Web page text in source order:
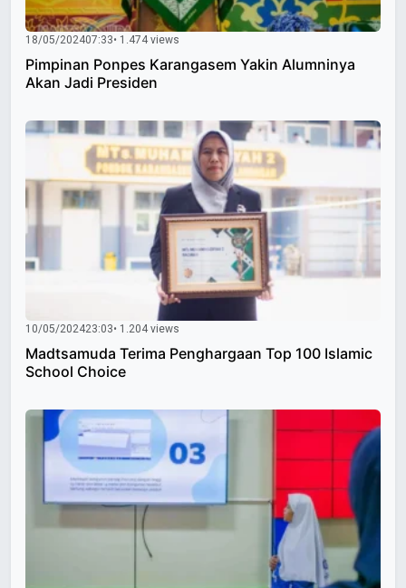
18/05/202407:33• 1.474 views
Pimpinan Ponpes Karangasem Yakin Alumninya
Akan Jadi Presiden
10/05/202423:03• 1.204 views
Madtsamuda Terima Penghargaan Top 100 Islamic
School Choice